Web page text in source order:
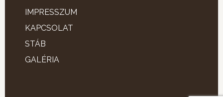
IMPRESSZUM
KAPCSOLAT
STÁB
GALÉRIA